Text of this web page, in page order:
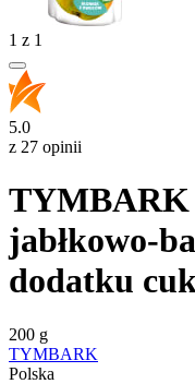
1 z 1
5.0
z 27 opinii
TYMBARK
jabłkowo-
dodatku
200 g
TYMBARK
Polska